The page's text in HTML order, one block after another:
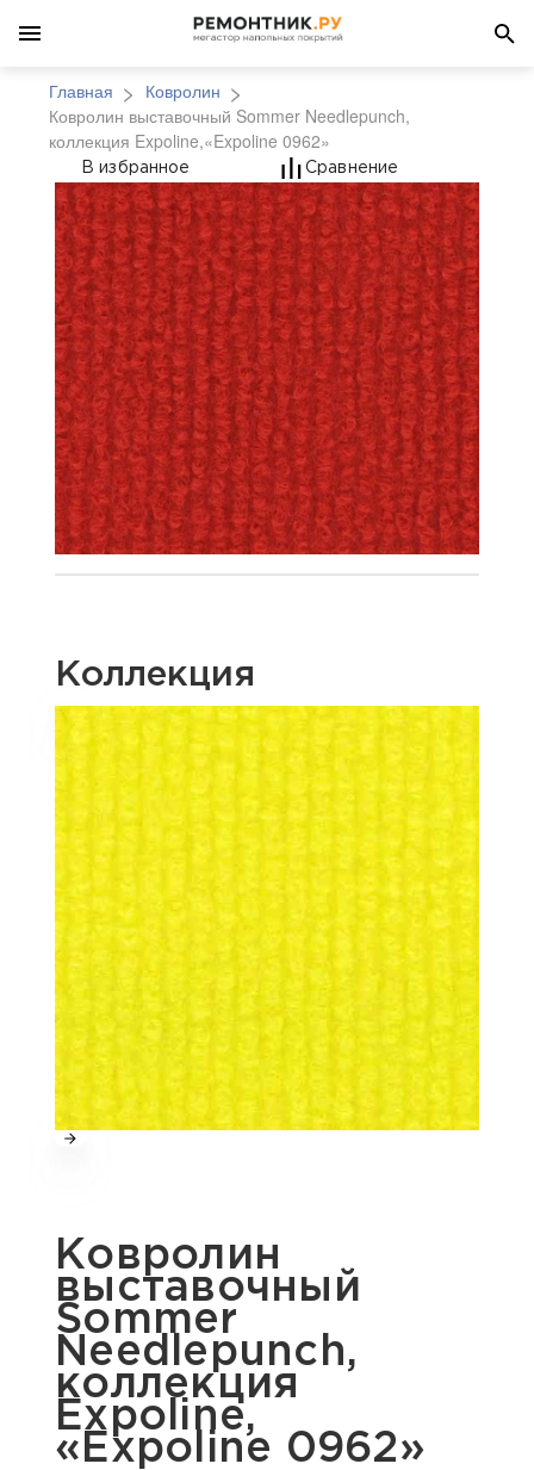
Главная
Ковролин
Ковролин выставочный Sommer Needlepunch,
коллекция Expoline,«Expoline 0962»
Ковролин
В избранное Сравнение
Коллекция
Ковролин
выставочный
Sommer
Needlepunch,
коллекция
Expoline,
«Expoline 0962»